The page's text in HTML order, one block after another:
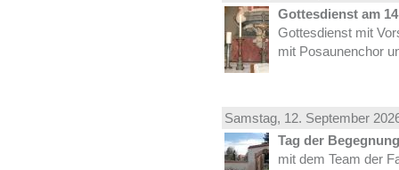
Gottesdienst am
Gottesdienst mit
mit Posaunenchor
Samstag, 12. September
Tag der
mit dem Team der